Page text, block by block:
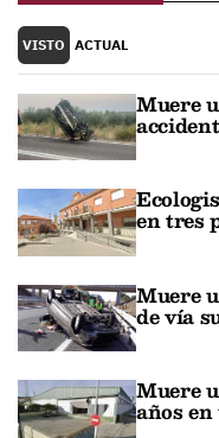
VISTO ACTUAL
Muere
en tres
Muere
de vía
Muere
años